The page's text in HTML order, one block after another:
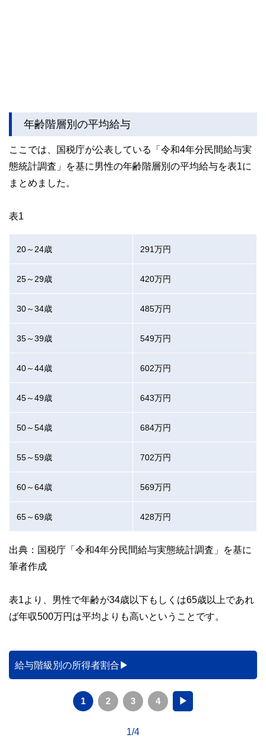
年齢階層別の平均給与
ここでは、国税庁が公表している「令和4年分民間給与実
態統計調査」を基に男性の年齢階層別の平均給与を表1に
まとめました。
表1
20～24歳 291万円
25～29歳 420万円
30～34歳 485万円
35～39歳 549万円
40～44歳 602万円
45～49歳 643万円
50～54歳 684万円
55～59歳 702万円
60～64歳 569万円
65～69歳 428万円
出典：国税庁「令和4年分民間給与実態統計調査」を基に
筆者作成
表1より、男性で年齢が34歳以下もしくは65歳以上であれ
ば年収500万円は平均よりも高いということです。
給与階級別の所得者割合
1 2 3 4 ▶
1/4